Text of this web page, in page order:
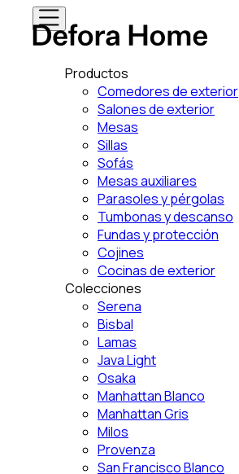
Productos
Comedores de exterior
Salones de exterior
Mesas
Sillas
Sofás
Mesas auxiliares
Parasoles y pérgolas
Tumbonas y descanso
Fundas y protección
Cojines
Cocinas de exterior
Colecciones
Serena
Bisbal
Lamas
Java Light
Osaka
Manhattan Blanco
Manhattan Gris
Milos
Provenza
San Francisco Blanco